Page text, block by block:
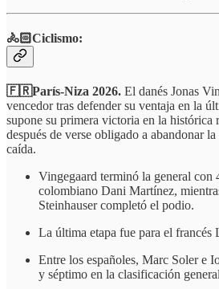
🚴🏻Ciclismo:
🇫🇷París-Niza 2026. El danés Jonas
vencedor tras defender su ventaja en la
supone su primera victoria en la histórica
después de verse obligado a abandonar
caída.
Vingegaard terminó la general con
colombiano Dani Martínez,
Steinhauser completó el podio.
La última etapa fue para el francés
Entre los españoles, Marc Soler e
y séptimo en la clasificación